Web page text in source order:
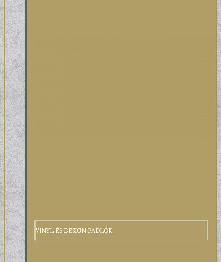
VINYL ÉS DESIGN PADLÓK